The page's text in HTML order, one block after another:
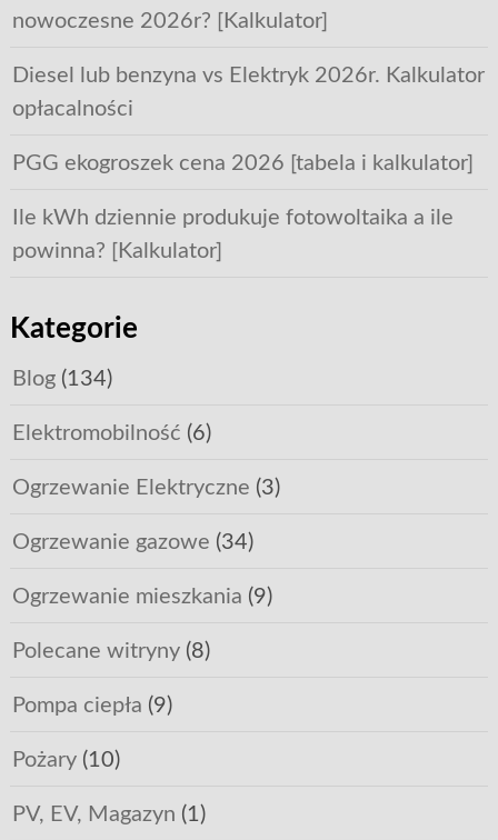
nowoczesne 2026r? [Kalkulator]
Diesel lub benzyna vs Elektryk 2026r. Kalkulator
opłacalności
PGG ekogroszek cena 2026 [tabela i kalkulator]
Ile kWh dziennie produkuje fotowoltaika a ile
powinna? [Kalkulator]
Kategorie
Blog(134)
Elektromobilność (6)
Ogrzewanie Elektryczne (3)
Ogrzewanie gazowe (34)
Ogrzewanie mieszkania (9)
Polecane witryny(8)
Pompa ciepła (9)
Pożary(10)
PV, EV, Magazyn (1)